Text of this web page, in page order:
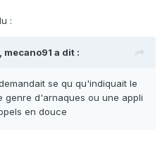
:
mecano91 a dit :
se qu qu'indiquait le
genre d'arnaques ou une appli
en douce